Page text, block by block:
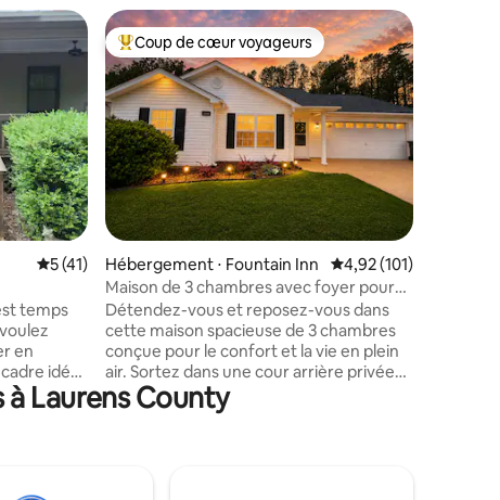
: 5 sur 5
appréciés
Évaluation moyenne sur la base de 41 commentaires : 5 sur 5
5 (41)
temps
en
idéal
ton.
l'I-26,
Coups de cœur voyageurs les plus appréciés
Coup de cœur voyageurs
Hébergement ⋅ Fountain Inn Évaluation moyenne
4,92 (101)
Maison de 3 chambres avec foyer pour
feu de camp, barbecue et jardin privé
Détendez-vous et reposez-vous dans
cette maison spacieuse de 3 chambres
conçue pour le confort et la vie en plein
air. Sortez dans une cour arrière privée
entièrement clôturée, parfaite pour les
familles, les groupes ou une escapade au
Laurens County